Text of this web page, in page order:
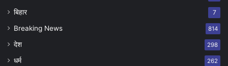
बिहार 7
Breaking News 814
देश 298
धर्म 262